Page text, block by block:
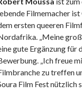
Filmemacher
ersten queeren
„Meine
gute Ergänzung für
„Ich freue
zu treffen
Film Fest nützlich